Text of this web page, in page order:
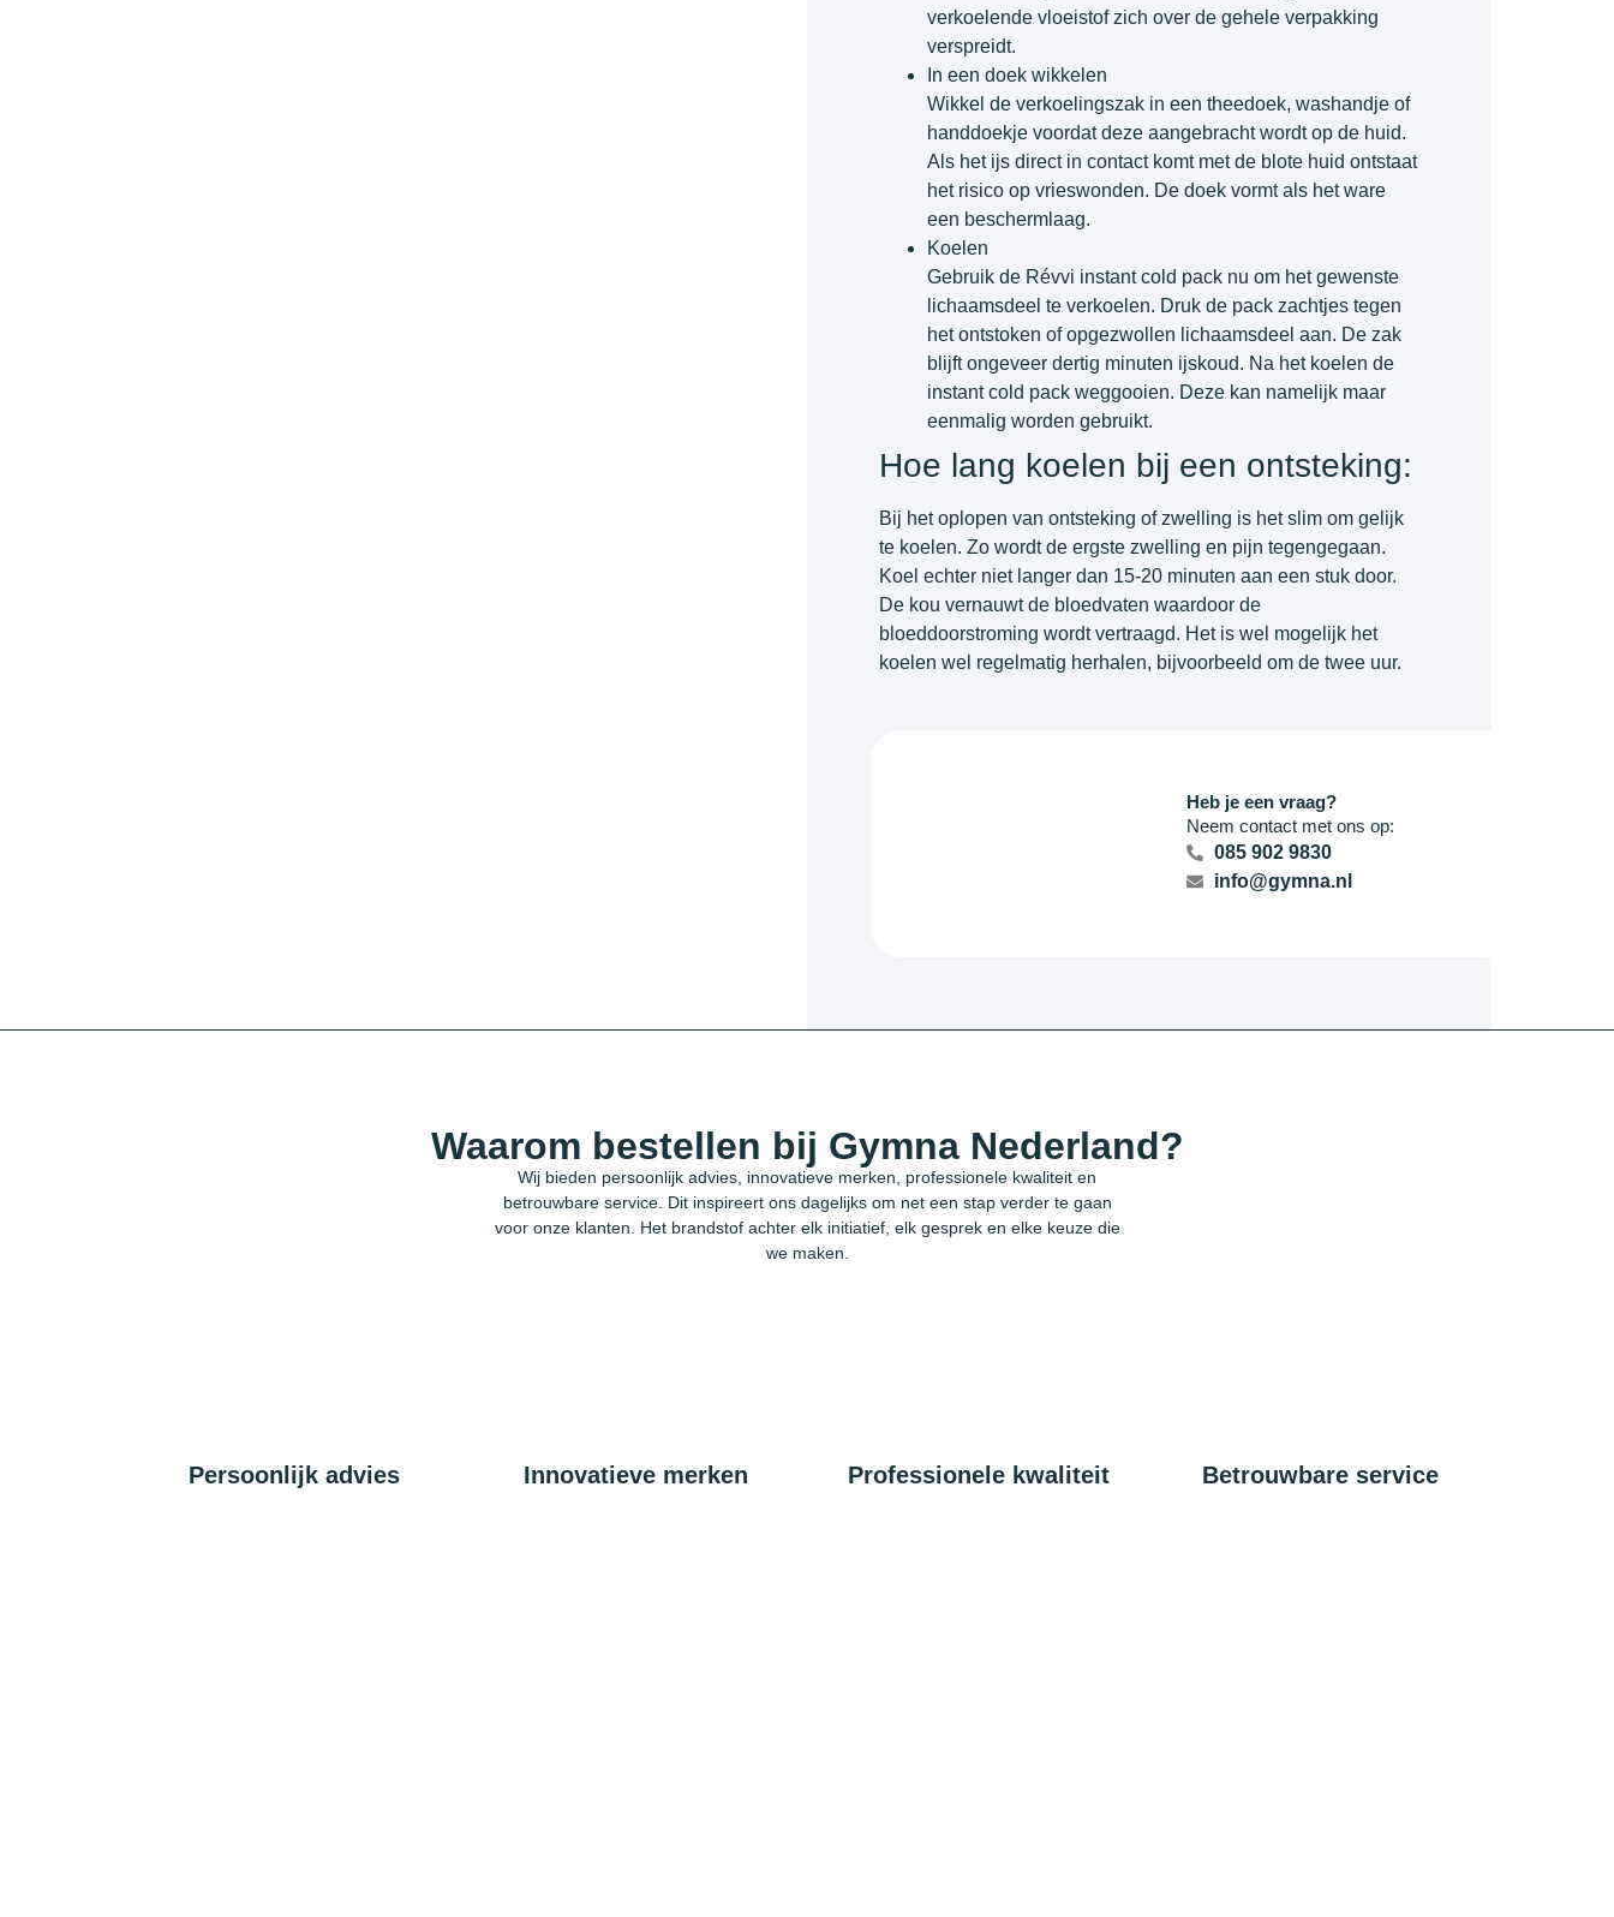
verkoelende vloeistof zich over de gehele verpakking
verspreidt.
In een doek wikkelen
Wikkel de verkoelingszak in een theedoek, washandje of
handdoekje voordat deze aangebracht wordt op de huid.
Als het ijs direct in contact komt met de blote huid ontstaat
het risico op vrieswonden. De doek vormt als het ware
een beschermlaag.
Koelen
Gebruik de Révvi instant cold pack nu om het gewenste
lichaamsdeel te verkoelen. Druk de pack zachtjes tegen
het ontstoken of opgezwollen lichaamsdeel aan. De zak
blijft ongeveer dertig minuten ijskoud. Na het koelen de
instant cold pack weggooien. Deze kan namelijk maar
eenmalig worden gebruikt.
Hoe lang koelen bij een ontsteking:
Bij het oplopen van ontsteking of zwelling is het slim om gelijk
te koelen. Zo wordt de ergste zwelling en pijn tegengegaan.
Koel echter niet langer dan 15-20 minuten aan een stuk door.
De kou vernauwt de bloedvaten waardoor de
bloeddoorstroming wordt vertraagd. Het is wel mogelijk het
koelen wel regelmatig herhalen, bijvoorbeeld om de twee uur.
Heb je een vraag?
Neem contact met ons op:
085 902 9830
info@gymna.nl
Waarom bestellen bij Gymna Nederland?
Wij bieden persoonlijk advies, innovatieve merken, professionele kwaliteit en
betrouwbare service. Dit inspireert ons dagelijks om net een stap verder te gaan
voor onze klanten. Het brandstof achter elk initiatief, elk gesprek en elke keuze die
we maken.
Persoonlijk advies Innovatieve merken Professionele kwaliteit Betrouwbare service